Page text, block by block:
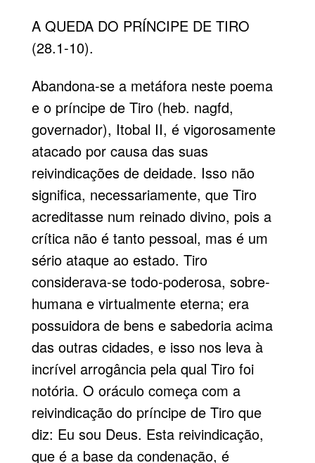
A QUEDA DO PRÍNCIPE DE TIRO
(28.1-10).
Abandona-se a metáfora neste poema
e o príncipe de Tiro (heb. nagfd,
governador), Itobal II, é vigorosamente
atacado por causa das suas
reivindicações de deidade. Isso não
significa, necessariamente, que Tiro
acreditasse num reinado divino, pois a
crítica não é tanto pessoal, mas é um
sério ataque ao estado. Tiro
considerava-se todo-poderosa, sobre-
humana e virtualmente eterna; era
possuidora de bens e sabedoria acima
das outras cidades, e isso nos leva à
incrível arrogância pela qual Tiro foi
notória. O oráculo começa com a
reivindicação do príncipe de Tiro que
diz: Eu sou Deus. Esta reivindicação,
que é a base da condenação, é